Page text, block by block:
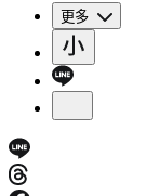
更多